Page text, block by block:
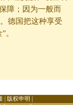
障；因为一般而
德国把这种享受
。
版权申明